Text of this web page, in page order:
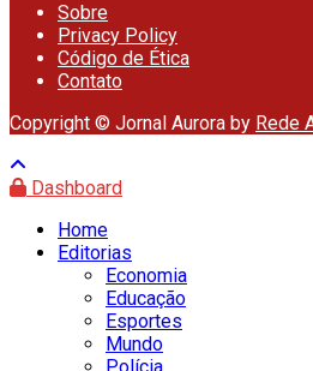
Sobre
Privacy Policy
Código de Ética
Contato
Copyright © Jornal Aurora by Rede
Dashboard
Home
Editorias
Economia
Educação
Esportes
Mundo